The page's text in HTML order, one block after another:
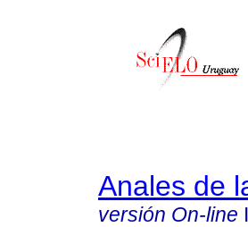
Anales de
versión On-line